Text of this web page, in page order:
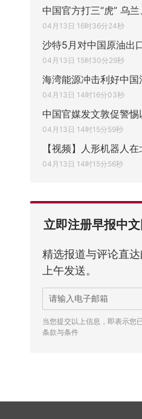
中国官方打三“虎” 乌
04月13日 16时36分24秒
沙特5月对中国原油出
04月13日 15时30分29秒
海湾能源冲击利好中国
04月13日 14时16分03秒
中国官媒发文敦促警
04月13日 14时15分59秒
【视频】人形机器人
04月13日 14时15分56秒
立即注册早报中
精选报道与评论直
上午发送。
当您提交以上信息，即表示您
条款与条件